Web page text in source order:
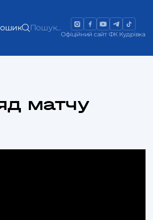
Пошук...
Офіційний сайт ФК Кудрівка
матчу